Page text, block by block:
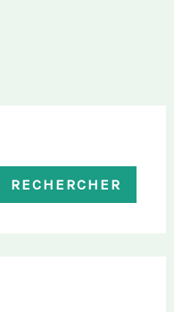
RECHERCHER